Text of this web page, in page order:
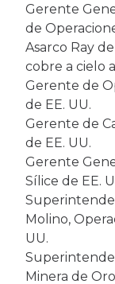
Gerente
de
Asarco Ray
cobre a cielo
Gerente de
de EE. UU.
Gerente de
de EE. UU.
Gerente
Sílice de EE.
Molino,
UU.
Minera de